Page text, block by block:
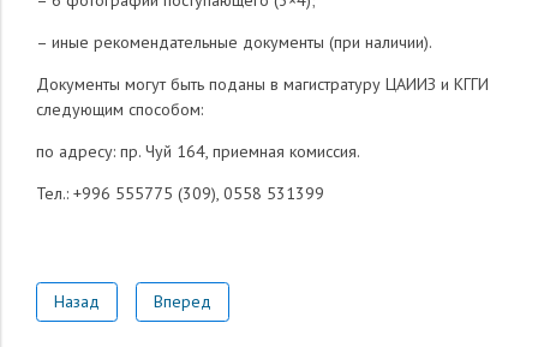
– иные рекомендательные документы (при наличии).
Документы могут быть поданы в магистратуру ЦАИИЗ и КГГИ
следующим способом:
по адресу: пр. Чуй 164, приемная комиссия.
Тел.: +996 555775 (309), 0558 531399
Назад Вперед